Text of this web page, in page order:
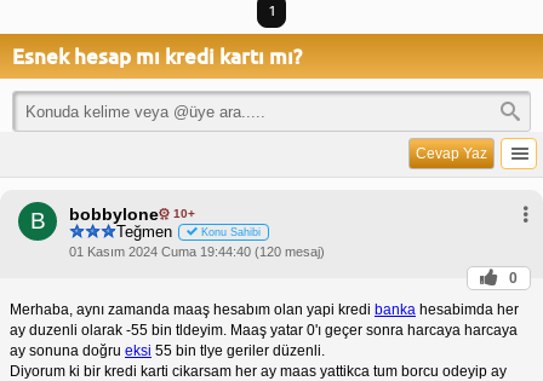
1
Esnek hesap mı kredi kartı mı?
Cevap Yaz
B bobbylone 10+
Teğmen Konu Sahibi
01 Kasım 2024 Cuma 19:44:40 (120 mesaj)
0
Merhaba, aynı zamanda maaş hesabım olan yapi kredi banka hesabimda her
ay duzenli olarak -55 bin tldeyim. Maaş yatar 0'ı geçer sonra harcaya harcaya
ay sonuna doğru eksi 55 bin tlye geriler düzenli.
Diyorum ki bir kredi karti cikarsam her ay maas yattikca tum borcu odeyip ay